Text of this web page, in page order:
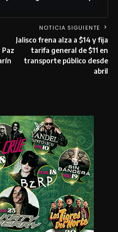
NOTICIA SIGUIENTE
Jalisco frena alza a $14 y fija
tarifa general de $11 en
transporte público desde
abril